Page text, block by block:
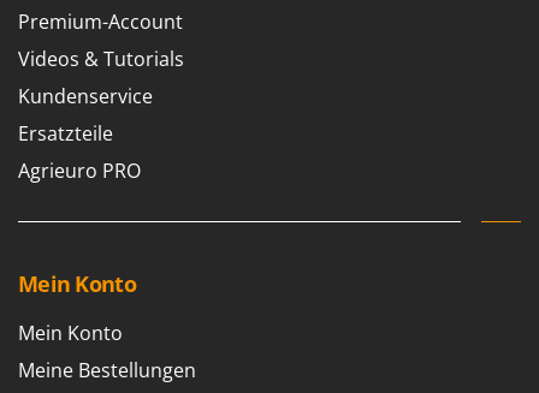
Premium-Account
Videos & Tutorials
Kundenservice
Ersatzteile
Agrieuro PRO
Mein Konto
Mein Konto
Meine Bestellungen